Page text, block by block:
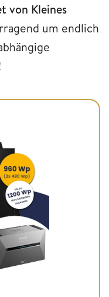
von Kleines
um endlich